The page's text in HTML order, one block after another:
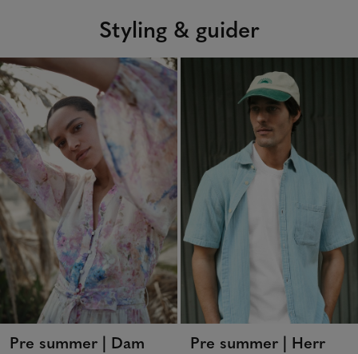
Styling & guider
Pre summer | Dam Pre summer | Herr